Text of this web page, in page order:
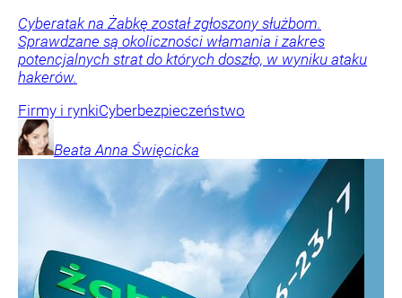
Cyberatak na Żabkę został zgłoszony służbom.
Sprawdzane są okoliczności włamania i zakres
potencjalnych strat do których doszło, w wyniku ataku
hakerów.
Firmy i rynkiCyberbezpieczeństwo
Beata Anna Święcicka